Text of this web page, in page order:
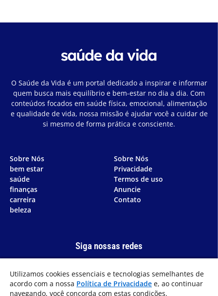
O Saúde da Vida é um portal dedicado a inspirar e informar
quem busca mais equilíbrio e bem-estar no dia a dia. Com
conteúdos focados em saúde física, emocional, alimentação
e qualidade de vida, nossa missão é ajudar você a cuidar de
si mesmo de forma prática e consciente.
Sobre Nós
bem estar
saúde
finanças
carreira
beleza
Sobre Nós
Privacidade
Termos de uso
Anuncie
Contato
Siga nossas redes
Utilizamos cookies essenciais e tecnologias semelhantes de
acordo com a nossa Política de Privacidade e, ao continuar
navegando, você concorda com estas condições.